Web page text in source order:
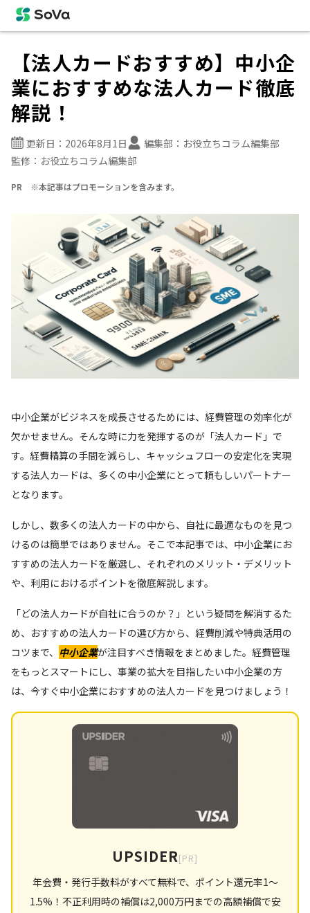
【法人カードおすすめ】中小企
業におすすめな法人カード徹底
解説！
更新日： 2026年8月1日 編集部： お役立ちコラム編集部
監修： お役立ちコラム編集部
PR ※本記事はプロモーションを含みます。
中小企業がビジネスを成長させるためには、経費管理の効率化が
欠かせません。そんな時に力を発揮するのが「法人カード」で
す。経費精算の手間を減らし、キャッシュフローの安定化を実現
する法人カードは、多くの中小企業にとって頼もしいパートナー
となります。
しかし、数多くの法人カードの中から、自社に最適なものを見つ
けるのは簡単ではありません。そこで本記事では、中小企業にお
すすめの法人カードを厳選し、それぞれのメリット・デメリット
や、利用におけるポイントを徹底解説します。
「どの法人カードが自社に合うのか？」という疑問を解消するた
め、おすすめの法人カードの選び方から、経費削減や特典活用の
コツまで、 中小企業が注目すべき情報をまとめました。経費管理
をもっとスマートにし、事業の拡大を目指したい中小企業の方
は、今すぐ中小企業におすすめの法人カードを見つけましょう！
UPSIDER[PR]
年会費・発行手数料がすべて無料で、ポイント還元率1〜
1.5%！不正利用時の補償は2,000万円までの高額補償で安